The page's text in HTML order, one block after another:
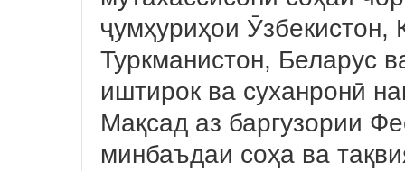
ҷумҳуриҳои Ӯзбекистон,
Туркманистон, Беларус
иштирок ва суханронӣ
Мақсад аз баргузории
минбаъдаи соҳа ва